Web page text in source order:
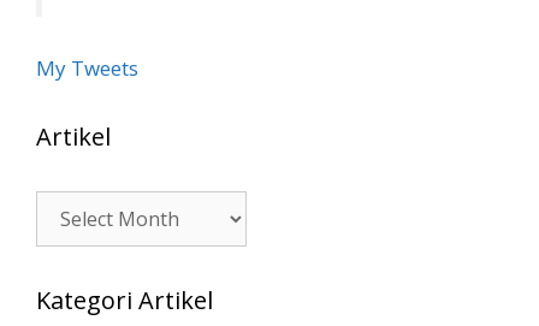
My Tweets
Artikel
Artikel
Kategori Artikel